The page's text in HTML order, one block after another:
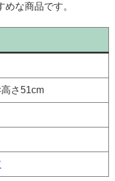
な商品です。
さ51cm